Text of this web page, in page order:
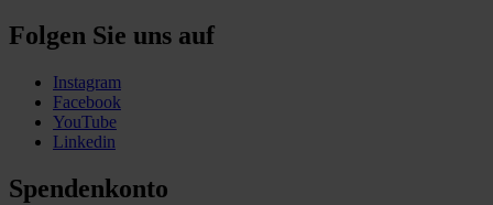
Folgen Sie uns auf
Instagram
Facebook
YouTube
Linkedin
Spendenkonto